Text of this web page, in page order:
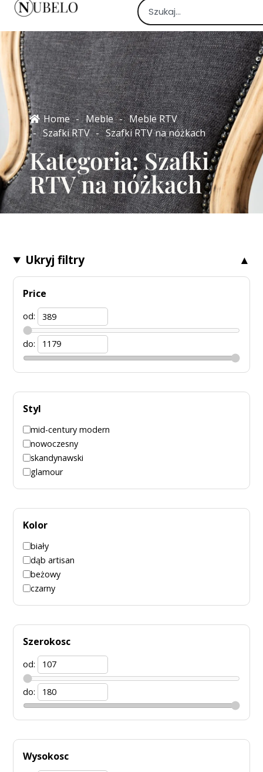
Home - Meble - Meble RTV
- Szafki RTV - Szafki RTV na nóżkach
Kategoria: Szafki
RTV na nóżkach
Ukryj filtry
Price
od:
do:
Styl
mid-century modern
nowoczesny
skandynawski
glamour
Kolor
biały
dąb artisan
beżowy
czarny
Szerokosc
od:
do:
Wysokosc